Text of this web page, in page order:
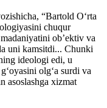
“Bartold O‘rta
chuqur
ob’ektiv va
uni kamsitdi... Chunki
ideologi edi, u
olg‘a surdi va
asoslashga xizmat